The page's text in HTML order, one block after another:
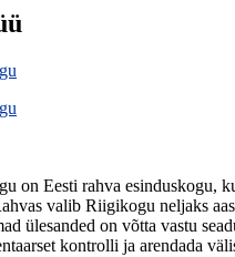
on Eesti rahva esinduskogu,
valib Riigikogu neljaks
ülesanded on võtta vastu
kontrolli ja arendada